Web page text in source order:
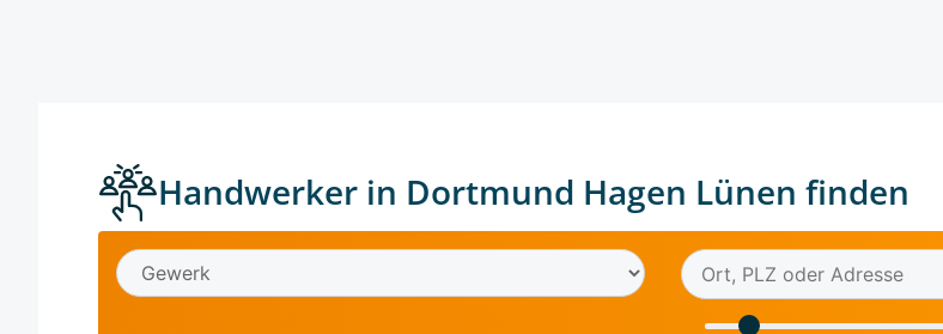
Handwerker in Dortmund Hagen Lünen finden